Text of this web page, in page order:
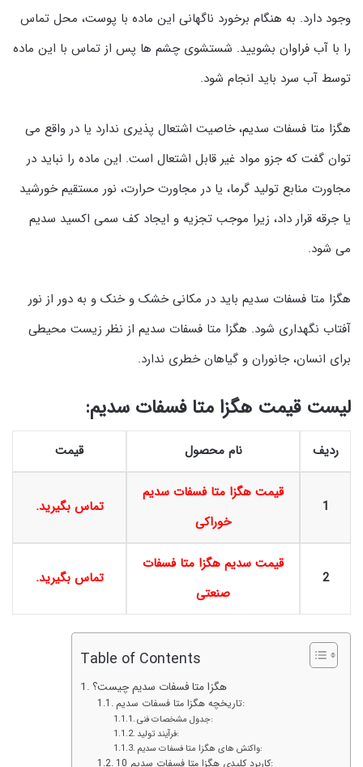
وجود دارد. به هنگام برخورد ناگهانی این ماده با پوست، محل تماس
را با آب فراوان بشویید. شستشوی چشم ها پس از تماس با این ماده
توسط آب سرد باید انجام شود.
هگزا متا فسفات سدیم، خاصیت اشتعال پذیری ندارد یا در واقع می
توان گفت که جزو مواد غیر قابل اشتعال است. این ماده را نباید در
مجاورت منابع تولید گرما، یا در مجاورت حرارت، نور مستقیم خورشید
یا جرقه قرار داد، زیرا موجب تجزیه و ایجاد کف سمی اکسید سدیم
می شود.
هگزا متا فسفات سدیم باید در مکانی خشک و خنک و به دور از نور
آفتاب نگهداری شود. هگزا متا فسفات سدیم از نظر زیست محیطی
برای انسان، جانوران و گیاهان خطری ندارد.
لیست قیمت هگزا متا فسفات سدیم:
ردیف نام محصول قیمت
1
قیمت هگزا متا فسفات سدیم
خوراکی
تماس بگیرید.
2
قیمت سدیم هگزا متا فسفات
صنعتی
تماس بگیرید.
Table of Contents
هگزا متا فسفات سدیم چیست؟
تاریخچه هگزا متا فسفات سدیم:
جدول مشخصات فنی:
فرآیند تولید:
واکنش های هگزا متا فسفات سدیم:
10 کاربرد کلیدی هگزا متا فسفات سدیم: